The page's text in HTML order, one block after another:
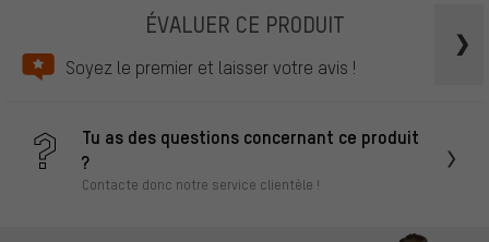
ÉVALUER CE PRODUIT
Soyez le premier et laisser votre avis !
Tu as des questions concernant ce produit
?
Contacte donc notre service clientèle !